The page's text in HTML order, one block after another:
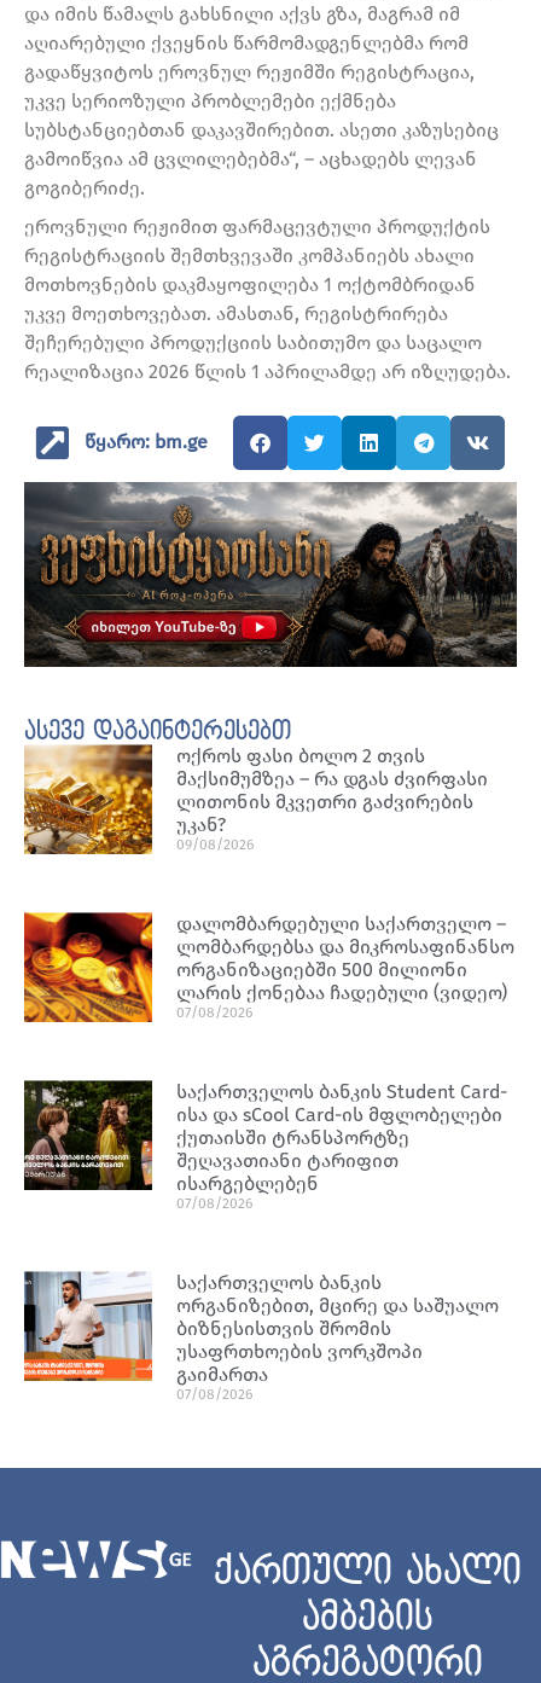
და იმის წამალს გახსნილი აქვს გზა, მაგრამ იმ
აღიარებული ქვეყნის წარმომადგენლებმა რომ
გადაწყვიტოს ეროვნულ რეჟიმში რეგისტრაცია,
უკვე სერიოზული პრობლემები ექმნება
სუბსტანციებთან დაკავშირებით. ასეთი კაზუსებიც
გამოიწვია ამ ცვლილებებმა“, – აცხადებს ლევან
გოგიბერიძე.
ეროვნული რეჟიმით ფარმაცევტული პროდუქტის
რეგისტრაციის შემთხვევაში კომპანიებს ახალი
მოთხოვნების დაკმაყოფილება 1 ოქტომბრიდან
უკვე მოეთხოვებათ. ამასთან, რეგისტრირება
შეჩერებული პროდუქციის საბითუმო და საცალო
რეალიზაცია 2026 წლის 1 აპრილამდე არ იზღუდება.
წყარო: bm.ge
ასევე დაგაინტერესებთ
ოქროს ფასი ბოლო 2 თვის
მაქსიმუმზეა – რა დგას ძვირფასი
ლითონის მკვეთრი გაძვირების
უკან?
09/08/2026
დალომბარდებული საქართველო –
ლომბარდებსა და მიკროსაფინანსო
ორგანიზაციებში 500 მილიონი
ლარის ქონებაა ჩადებული (ვიდეო)
07/08/2026
საქართველოს ბანკის Student Card-
ისა და sCool Card-ის მფლობელები
ქუთაისში ტრანსპორტზე
შეღავათიანი ტარიფით
ისარგებლებენ
07/08/2026
საქართველოს ბანკის
ორგანიზებით, მცირე და საშუალო
ბიზნესისთვის შრომის
უსაფრთხოების ვორკშოპი
გაიმართა
07/08/2026
ქართული ახალი
ამბების
აგრეგატორი